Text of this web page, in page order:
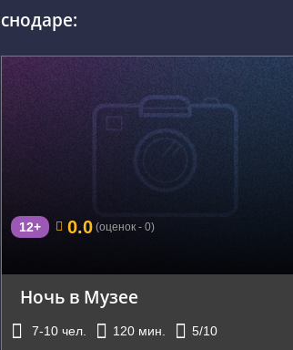
г. Краснодар, ул. Красная, 33
12+ 0.0 (оценок - 0)
Ночь в Музее
7-10 чел. 120 мин. 5/10